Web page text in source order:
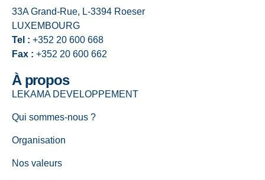
33A Grand-Rue, L-3394 Roeser
LUXEMBOURG
Tel : +352 20 600 668
Fax : +352 20 600 662
À propos
LEKAMA DEVELOPPEMENT
Qui sommes-nous ?
Organisation
Nos valeurs